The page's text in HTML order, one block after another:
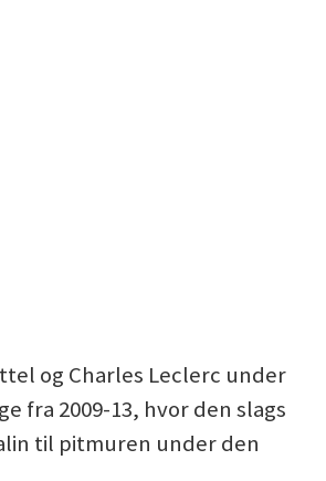
og Charles Leclerc under
fra 2009-13, hvor den slags
til pitmuren under den